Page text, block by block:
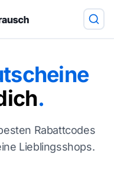
.
Rabattcodes
Lieblingsshops.